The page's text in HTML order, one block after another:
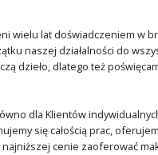
wielu lat doświadczeniem w
naszej działalności do
dzieło, dlatego też
dla Klientów
się całością prac,
cenie zaoferować